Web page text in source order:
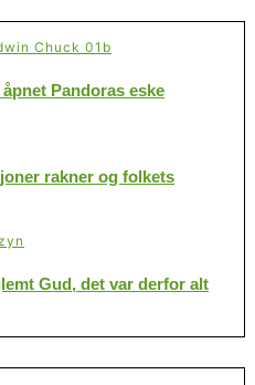
Pandoras eske
rakner og folkets
Gud, det var derfor alt